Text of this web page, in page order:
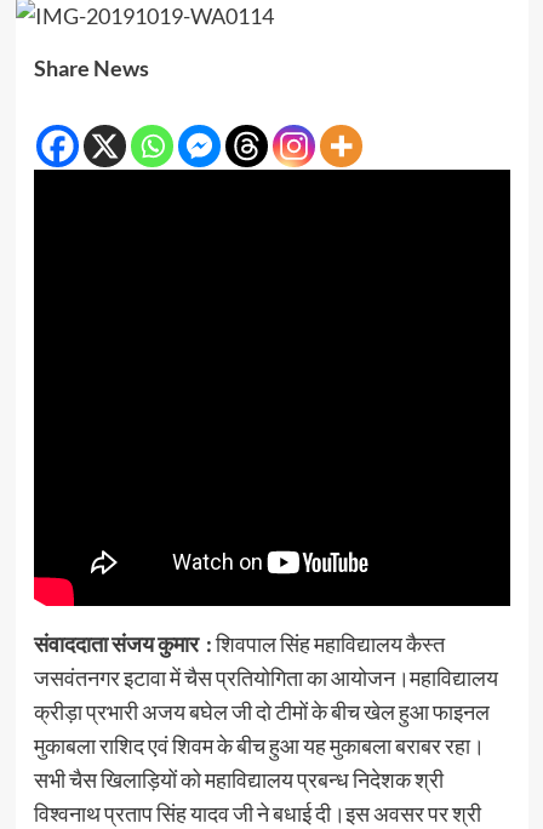
Share News
संवाददाता संजय कुमार :शिवपाल सिंह महाविद्यालय कैस्त
जसवंतनगर इटावा में चैस प्रतियोगिता का आयोजन।महाविद्यालय
क्रीड़ा प्रभारी अजय बघेल जी दो टीमों के बीच खेल हुआ फाइनल
मुकाबला राशिद एवं शिवम के बीच हुआ यह मुकाबला बराबर रहा।
सभी चैस खिलाड़ियों को महाविद्यालय प्रबन्ध निदेशक श्री
विश्वनाथ प्रताप सिंह यादव जी ने बधाई दी।इस अवसर पर श्री